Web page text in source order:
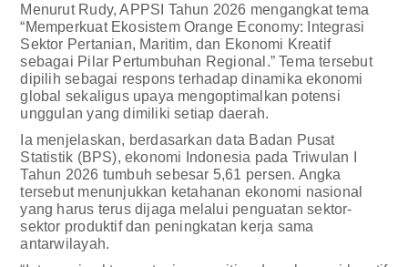
Menurut Rudy, APPSI Tahun 2026 mengangkat tema
“Memperkuat Ekosistem Orange Economy: Integrasi
Sektor Pertanian, Maritim, dan Ekonomi Kreatif
sebagai Pilar Pertumbuhan Regional.” Tema tersebut
dipilih sebagai respons terhadap dinamika ekonomi
global sekaligus upaya mengoptimalkan potensi
unggulan yang dimiliki setiap daerah.
Ia menjelaskan, berdasarkan data Badan Pusat
Statistik (BPS), ekonomi Indonesia pada Triwulan I
Tahun 2026 tumbuh sebesar 5,61 persen. Angka
tersebut menunjukkan ketahanan ekonomi nasional
yang harus terus dijaga melalui penguatan sektor-
sektor produktif dan peningkatan kerja sama
antarwilayah.